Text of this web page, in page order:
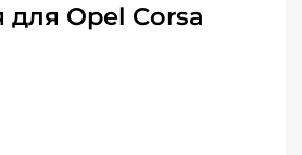
Opel Corsa